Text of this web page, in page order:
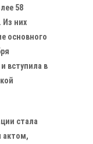
58
Из них
основного
вступила в
стала